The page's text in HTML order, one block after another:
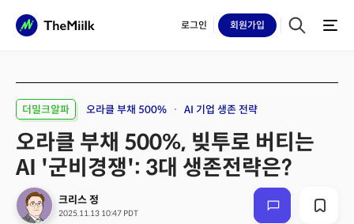
로그인 회원가입
더밀크알파 오라클 부채 500% AI 기업 생존 전략
오라클 부채 500%, 빚투로 버티는
AI '군비경쟁': 3대 생존전략은?
크리스 정
2025.11.13 10:47 PDT